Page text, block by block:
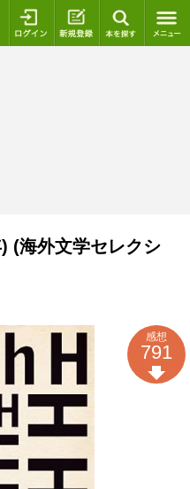
ログイン 新規登録
(海外文学セレクシ
感想
791